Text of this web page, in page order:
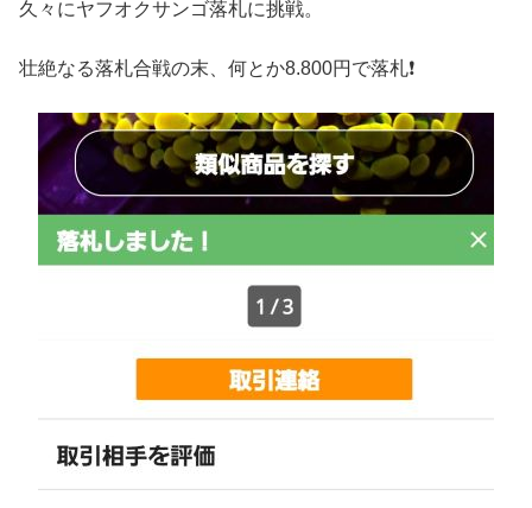
久々にヤフオクサンゴ落札に挑戦。
壮絶なる落札合戦の末、何とか8.800円で落札❗